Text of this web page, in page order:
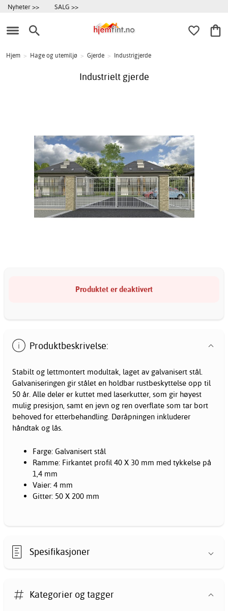
Nyheter >> SALG >>
Hjem > Hage og utemiljø > Gjerde > Industrigjerde
Industrielt gjerde
Produktet er deaktivert
Produktbeskrivelse:
Stabilt og lettmontert modultak, laget av galvanisert stål.
Galvaniseringen gir stålet en holdbar rustbeskyttelse opp til
50 år. Alle deler er kuttet med laserkutter, som gir høyest
mulig presisjon, samt en jevn og ren overflate som tar bort
behoved for etterbehandling. Døråpningen inkluderer
håndtak og lås.
Farge: Galvanisert stål
Ramme: Firkantet profil 40 X 30 mm med tykkelse på
1,4 mm
Vaier: 4 mm
Gitter: 50 X 200 mm
Spesifikasjoner
Kategorier og tagger